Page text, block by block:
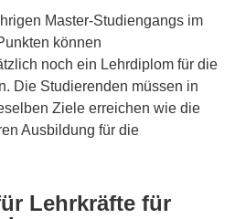
Master-Studiengangs im
können
noch ein Lehrdiplom für die
Die Studierenden müssen in
Ziele erreichen wie die
Ausbildung für die
Lehrkräfte für